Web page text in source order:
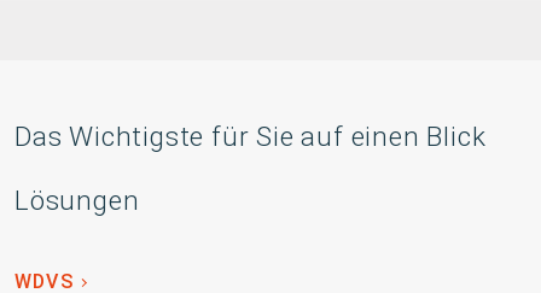
Das Wichtigste für Sie auf einen Blick
Lösungen
WDVS